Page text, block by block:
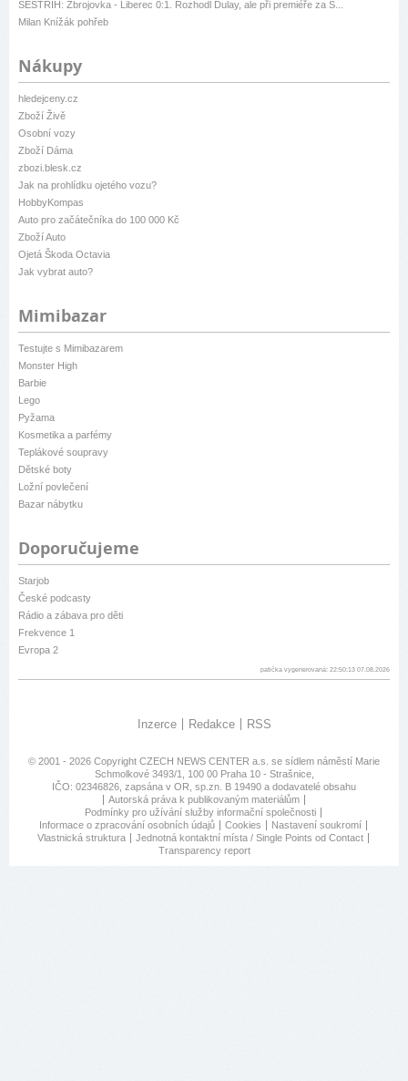
SESTŘIH: Zbrojovka - Liberec 0:1. Rozhodl Dulay, ale při premiéře za S...
Milan Knížák pohřeb
Nákupy
hledejceny.cz
Zboží Živě
Osobní vozy
Zboží Dáma
zbozi.blesk.cz
Jak na prohlídku ojetého vozu?
HobbyKompas
Auto pro začátečníka do 100 000 Kč
Zboží Auto
Ojetá Škoda Octavia
Jak vybrat auto?
Mimibazar
Testujte s Mimibazarem
Monster High
Barbie
Lego
Pyžama
Kosmetika a parfémy
Teplákové soupravy
Dětské boty
Ložní povlečení
Bazar nábytku
Doporučujeme
Starjob
České podcasty
Rádio a zábava pro děti
Frekvence 1
Evropa 2
patička vygenerovaná: 22:50:13 07.08.2026
Inzerce Redakce RSS
© 2001 - 2026 Copyright CZECH NEWS CENTER a.s. se sídlem náměstí Marie
Schmolkové 3493/1, 100 00 Praha 10 - Strašnice,
IČO: 02346826, zapsána v OR, sp.zn. B 19490 a dodavatelé obsahu
Autorská práva k publikovaným materiálům
Podmínky pro užívání služby informační společnosti
Informace o zpracování osobních údajů
Cookies
Nastavení soukromí
Vlastnická struktura
Jednotná kontaktní místa / Single Points od Contact
Transparency report